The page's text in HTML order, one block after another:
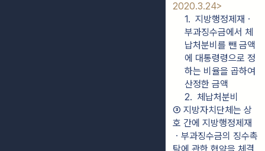
2020.3.24>
1.  지방행정제재ㆍ
부과징수금에서 체
납처분비를 뺀 금액
에 대통령령으로 정
하는 비율을 곱하여
산정한 금액
2.  체납처분비
③ 지방자치단체는 상
호 간에 지방행정제재
ㆍ부과징수금의 징수촉